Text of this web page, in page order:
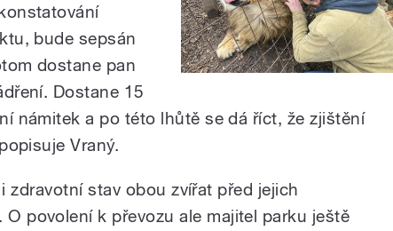
bude sepsán
dostane pan
Dostane 15
námitek a po této lhůtě se dá říct, že zjištění
Vraný.
zdravotní stav obou zvířat před jejich
O povolení k převozu ale majitel parku ještě